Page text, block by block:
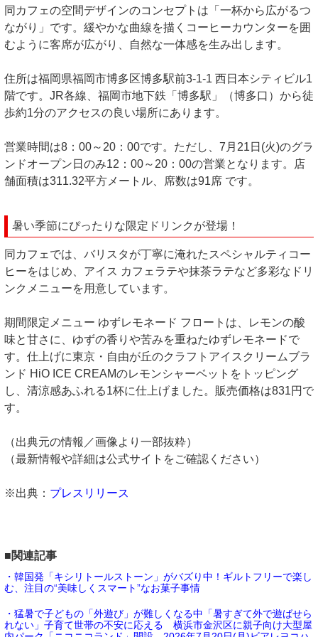
同カフェの空間デザインのコンセプトは「一杯から広がるつ
ながり」です。緩やかな曲線を描くコーヒーカウンターを囲
むように客席が広がり、自然な一体感を生み出します。
住所は福岡県福岡市博多区博多駅前3-1-1 西日本シティビル1
階です。JR各線、福岡市地下鉄「博多駅」（博多口）から徒
歩約1分のアクセスの良い場所にあります。
営業時間は8：00～20：00です。ただし、7月21日(火)のグラ
ンドオープン日のみ12：00～20：00の営業となります。店
舗面積は311.32平方メートル、席数は91席 です。
暑い季節にぴったりな限定ドリンクが登場！
同カフェでは、バリスタが丁寧に淹れたスペシャルティコー
ヒーをはじめ、アイス カフェラテや抹茶ラテなど多彩なドリ
ンクメニューを用意しています。
期間限定メニュー ゆずレモネード フロートは、レモンの酸
味と甘さに、ゆずの香りや苦みを重ねたゆずレモネードで
す。仕上げに東京・自由が丘のクラフトアイスクリームブラ
ンド HiO ICE CREAMのレモンシャーベットをトッピング
し、清涼感あふれる1杯に仕上げました。販売価格は831円で
す。
（出典元の情報／画像より一部抜粋）
（最新情報や詳細は公式サイトをご確認ください）
※出典： プレスリリース
■関連記事
・韓国発「キシリトールストーン」がバズり中！ギルトフリーで楽し
む、注目の“美味しくスマート”なお菓子事情
・猛暑で子どもの「外遊び」が難しくなる中「暑すぎて外で遊ばせら
れない」子育て世帯の不安に応える 横浜市金沢区に親子向け大型屋